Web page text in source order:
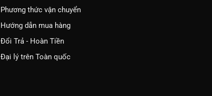
Phương thức vận chuyển
Hướng dẫn mua hàng
Đổi Trả - Hoàn Tiền
Đại lý trên Toàn quốc